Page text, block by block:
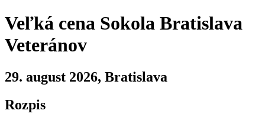
Veľká cena Sokola Bratislava
Veteránov
29. august 2026, Bratislava
Rozpis